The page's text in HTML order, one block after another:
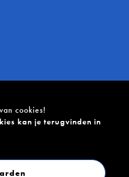
rechten
cookies!
kan je terugvinden in